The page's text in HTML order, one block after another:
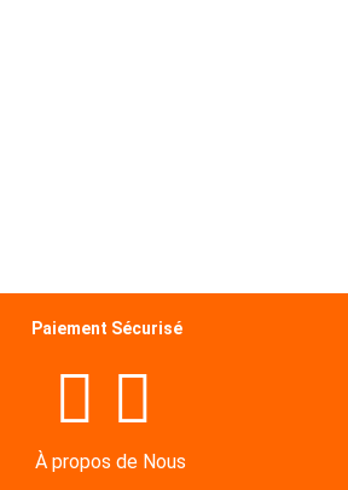
Paiement Sécurisé
À propos de Nous